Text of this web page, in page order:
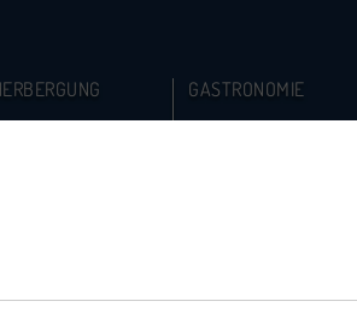
GASTRONOMIE